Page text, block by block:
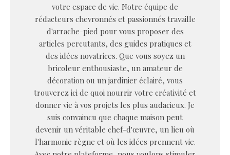
votre espace de vie. Notre équipe de
rédacteurs chevronnés et passionnés travaille
d'arrache-pied pour vous proposer des
articles percutants, des guides pratiques et
des idées novatrices. Que vous soyez un
bricoleur enthousiaste, un amateur de
décoration ou un jardinier éclairé, vous
trouverez ici de quoi nourrir votre créativité et
donner vie à vos projets les plus audacieux. Je
suis convaincu que chaque maison peut
devenir un véritable chef-d'œuvre, un lieu où
l'harmonie règne et où les idées prennent vie.